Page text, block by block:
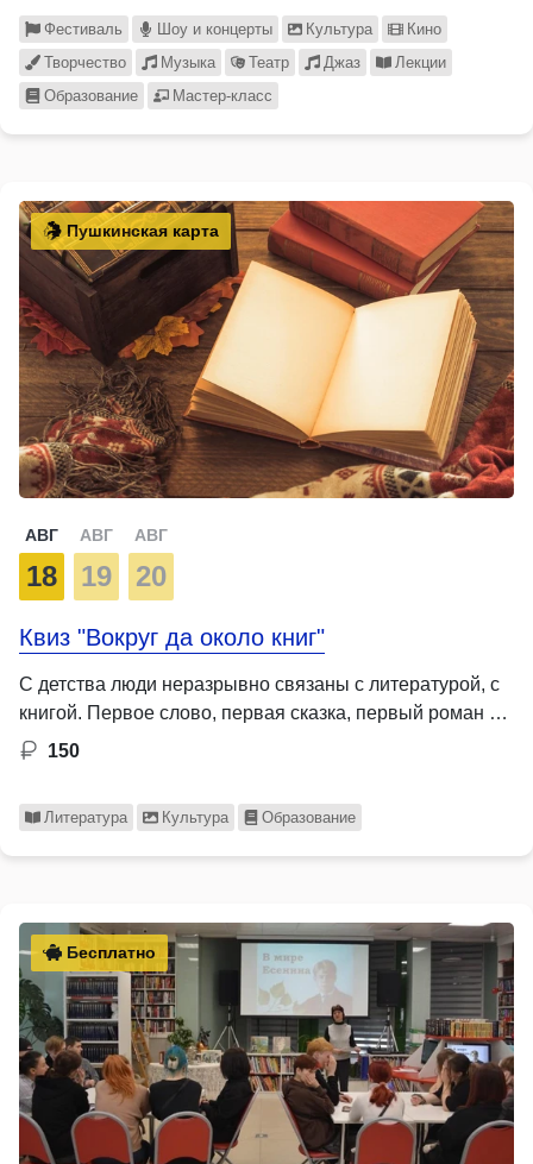
Фестиваль Шоу и концерты Культура
Кино
Творчество
Музыка Театр Джаз
Лекции
Образование
Мастер-класс
Пушкинская карта
АВГ
18
АВГ
19
АВГ
20
Квиз "Вокруг да около книг"
С детства люди неразрывно связаны с литературой, с
книгой. Первое слово, первая сказка, первый роман …
150
Литература Культура Образование
Бесплатно